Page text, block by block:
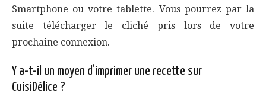
Smartphone ou votre tablette. Vous pourrez par la
suite télécharger le cliché pris lors de votre
prochaine connexion.
Y a-t-il un moyen d’imprimer une recette sur
CuisiDélice ?